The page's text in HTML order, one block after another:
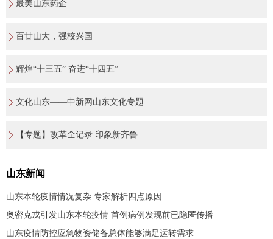
最美山东药企
百廿山大，强校兴国
辉煌“十三五” 奋进“十四五”
文化山东——中新网山东文化专题
【专题】改革全记录 印象新齐鲁
山东新闻
山东本轮疫情情况复杂 专家解析四点原因
奥密克戎引发山东本轮疫情 首例病例发现前已隐匿传播
山东疫情防控应急物资储备总体能够满足运转需求